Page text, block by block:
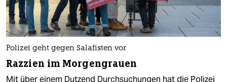
Polizei geht gegen Salafisten vor
Razzien im Morgengrauen
Mit über einem Dutzend Durchsuchungen hat die Polizei